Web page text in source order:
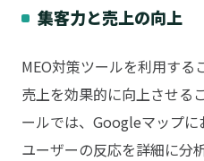
集客力と売上の向上
MEO対策ツールを利用する
売上を効果的に向上させる
ールでは、Googleマップに
ユーザーの反応を詳細に分